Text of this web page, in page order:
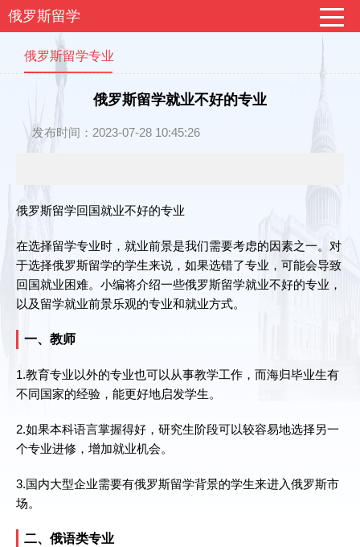
俄罗斯留学
俄罗斯留学专业
俄罗斯留学就业不好的专业
发布时间：2023-07-28 10:45:26
俄罗斯留学回国就业不好的专业
在选择留学专业时，就业前景是我们需要考虑的因素之一。对
于选择俄罗斯留学的学生来说，如果选错了专业，可能会导致
回国就业困难。小编将介绍一些俄罗斯留学就业不好的专业，
以及留学就业前景乐观的专业和就业方式。
一、教师
1.教育专业以外的专业也可以从事教学工作，而海归毕业生有
不同国家的经验，能更好地启发学生。
2.如果本科语言掌握得好，研究生阶段可以较容易地选择另一
个专业进修，增加就业机会。
3.国内大型企业需要有俄罗斯留学背景的学生来进入俄罗斯市
场。
二、俄语类专业